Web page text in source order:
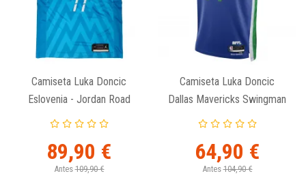
Camiseta Luka Doncic
Eslovenia - Jordan Road
Edition
89,90 €
Antes 109,90 €
Camiseta Luka Doncic
Dallas Mavericks Swingman
City Edition 2023
64,90 €
Antes 104,90 €